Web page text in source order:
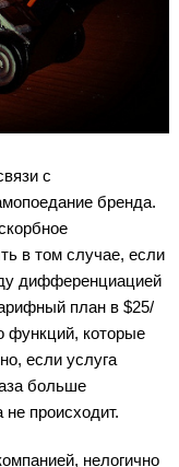
с
бренда.
в том случае, если
дифференциацией
план в $25/
функций, которые
если услуга
больше
происходит.
нелогично